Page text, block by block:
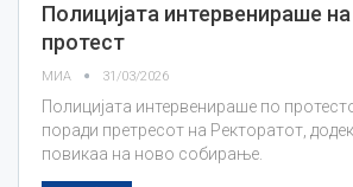
Полицијата интервенираше
протест
МИА 31/03/2026
Полицијата интервенираше по
поради претресот на Ректоратот,
повикаа на ново собирање.